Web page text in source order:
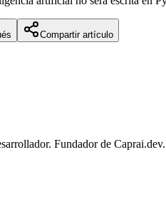
Compartir artículo
Fundador de Caprai.dev.